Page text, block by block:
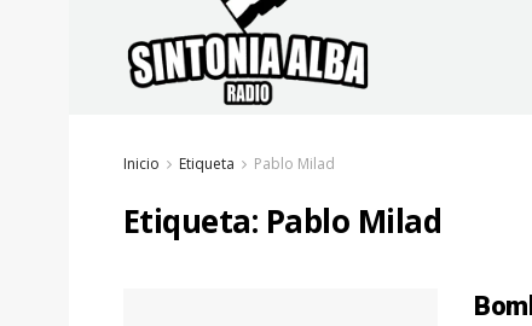
Inicio Etiqueta Pablo Milad
Etiqueta: Pablo Milad